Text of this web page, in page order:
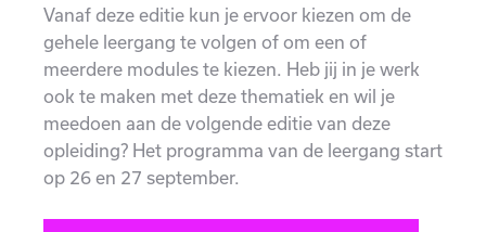
Vanaf deze editie kun je ervoor kiezen om de
gehele leergang te volgen of om een of
meerdere modules te kiezen. Heb jij in je werk
ook te maken met deze thematiek en wil je
meedoen aan de volgende editie van deze
opleiding? Het programma van de leergang start
op 26 en 27 september.